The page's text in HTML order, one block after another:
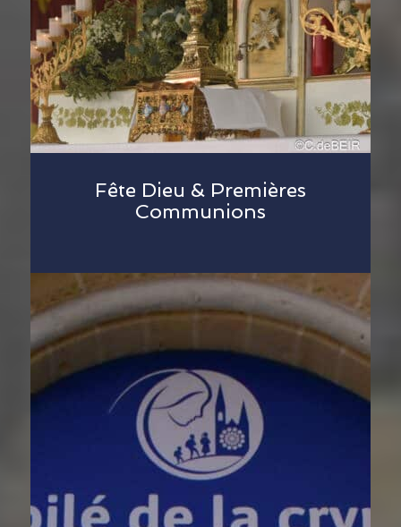
Fête Dieu & Premières
Communions